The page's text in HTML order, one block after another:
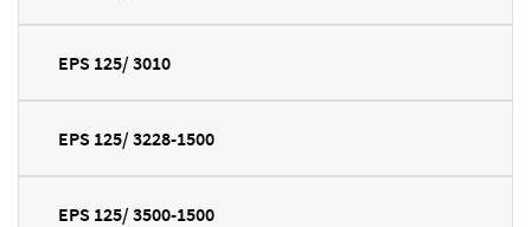
EPS 125/ 3010
EPS 125/ 3228-1500
EPS 125/ 3500-1500